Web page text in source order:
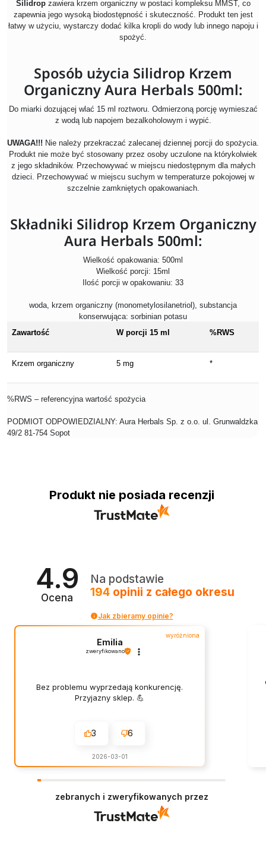
Silidrop zawiera krzem organiczny w postaci kompleksu MMST, co
zapewnia jego wysoką biodostępność i skuteczność. Produkt ten jest
łatwy w użyciu, wystarczy dodać kilka kropli do wody lub innego napoju i
spożyć.
Sposób użycia Silidrop Krzem
Organiczny Aura Herbals 500ml:
Do miarki dozującej wlać 15 ml roztworu. Odmierzoną porcję wymieszać
z wodą lub napojem bezalkoholowym i wypić.
UWAGA!!! Nie należy przekraczać zalecanej dziennej porcji do spożycia.
Produkt nie może być stosowany przez osoby uczulone na którykolwiek
z jego składników. Przechowywać w miejscu niedostępnym dla małych
dzieci. Przechowywać w miejscu suchym w temperaturze pokojowej w
szczelnie zamkniętych opakowaniach.
Składniki Silidrop Krzem Organiczny
Aura Herbals 500ml:
Wielkość opakowania: 500ml
Wielkość porcji: 15ml
Ilość porcji w opakowaniu: 33
woda, krzem organiczny (monometylosilanetriol), substancja
konserwująca: sorbinian potasu
Zawartość
W porcji 15 ml %RWS
Krzem organiczny 5 mg *
%RWS – referencyjna wartość spożycia
PODMIOT ODPOWIEDZIALNY: Aura Herbals Sp. z o.o. ul. Grunwaldzka
49/2 81-754 Sopot
Produkt nie posiada recenzji
4.9
Ocena
Na podstawie
194opinii z całego okresu
Jak zbieramy opinie?
wyróżniona
Emilia
zweryfikowano
Bez problemu wyprzedają konkurencję.
Przyjazny sklep. 💪
3 6
2026-03-01
zebranych i zweryfikowanych przez